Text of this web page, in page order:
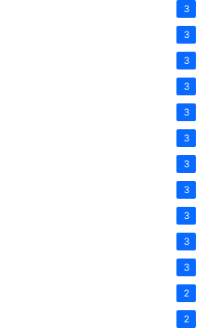
3
3
3
3
3
3
3
3
3
3
3
2
2